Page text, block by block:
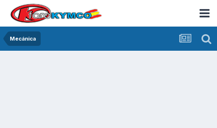
Mecánica